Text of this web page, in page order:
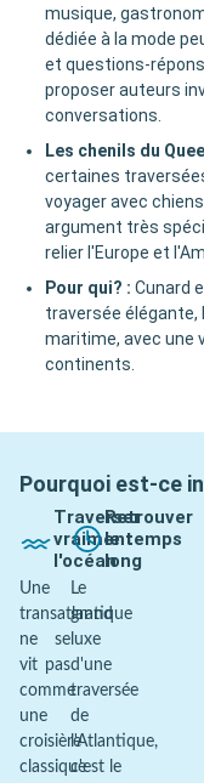
musique,
dédiée à la mode
et questions-
proposer auteurs
conversations.
Les chenils du
certaines
voyager avec
argument très
relier l'Europe et
Pour qui? : Cunard
traversée
maritime, avec une
continents.
Pourquoi est-ce
Traverser
vraiment
l'océan
Une
transatlantique
ne se
vit pas
comme
une
croisière
classique
Retrouver
le temps
long
Le
grand
luxe
d'une
traversée
de
l'Atlantique,
c'est le